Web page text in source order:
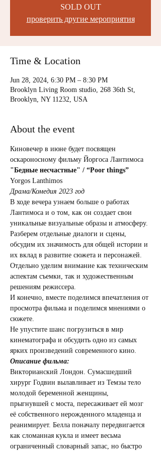
SOLD OUT
проверить другие мероприятия
Time & Location
Jun 28, 2024, 6:30 PM – 8:30 PM
Brooklyn Living Room studio, 268 36th St,
Brooklyn, NY 11232, USA
About the event
Киновечер в июне будет посвящен
оскароносному фильму Йоргоса Лантимоса
"Бедные несчастные" / “Poor things”
Yorgos Lanthimos
Драма/Комедия 2023 год
В ходе вечера узнаем больше о работах
Лантимоса и о том, как он создает свои
уникальные визуальные образы и атмосферу.
Разберем отдельные диалоги и сцены,
обсудим их значимость для общей истории и
их вклад в развитие сюжета и персонажей.
Отдельно уделим внимание как техническим
аспектам съемки, так и художественным
решениям режиссера.
И конечно, вместе поделимся впечатления от
просмотра фильма и поделимся мнениями о
сюжете.
Не упустите шанс погрузиться в мир
кинематографа и обсудить одно из самых
ярких произведений современного кино.
Описание фильма:
Викторианский Лондон. Сумасшедший
хирург Годвин вылавливает из Темзы тело
молодой беременной женщины,
прыгнувшей с моста, пересаживает ей мозг
её собственного нерожденного младенца и
реанимирует. Белла поначалу передвигается
как сломанная кукла и имеет весьма
ограниченный словарный запас, но быстро